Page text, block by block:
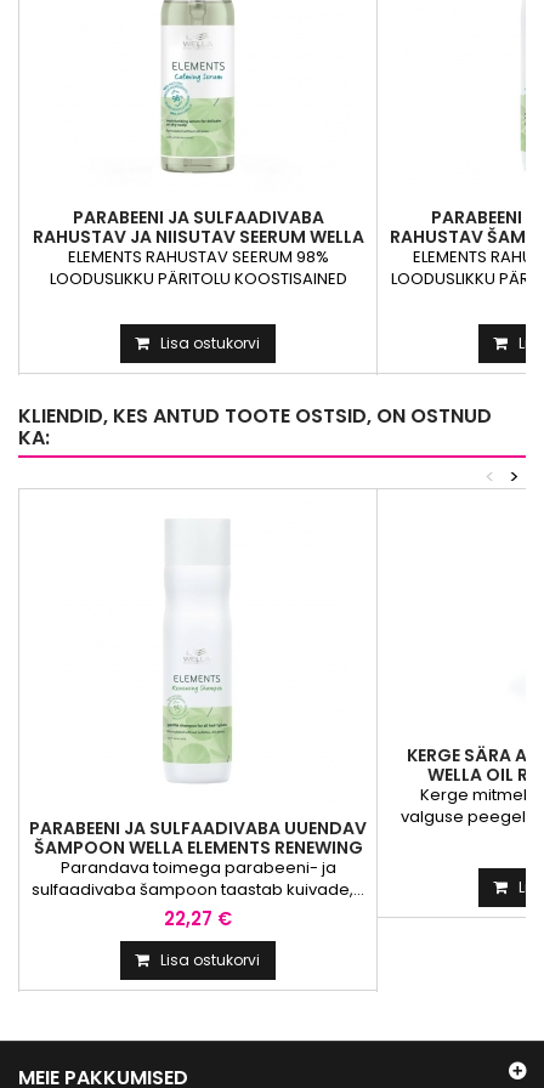
PARABEENI JA SULFAADIVABA
RAHUSTAV JA NIISUTAV SEERUM WELLA
ELEMENTS CALMING...
ELEMENTS RAHUSTAV SEERUM 98%
LOODUSLIKKU PÄRITOLU KOOSTISAINED
Lisa ostukorvi
PARABEENI
RAHUSTAV
ELEMENTS
LOODUSLIKKU
KLIENDID, KES ANTUD TOOTE OSTSID, ON OSTNUD
KA:
>
<
PARABEENI JA SULFAADIVABA UUENDAV
ŠAMPOON WELLA ELEMENTS RENEWING
SHAMPOO
Parandava toimega parabeeni- ja
sulfaadivaba šampoon taastab kuivade,...
22,27 €
Lisa ostukorvi
KERGE SÄRA
WELLA OIL
Kerge
valguse
MEIE PAKKUMISED